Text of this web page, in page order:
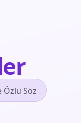
Özlü Söz